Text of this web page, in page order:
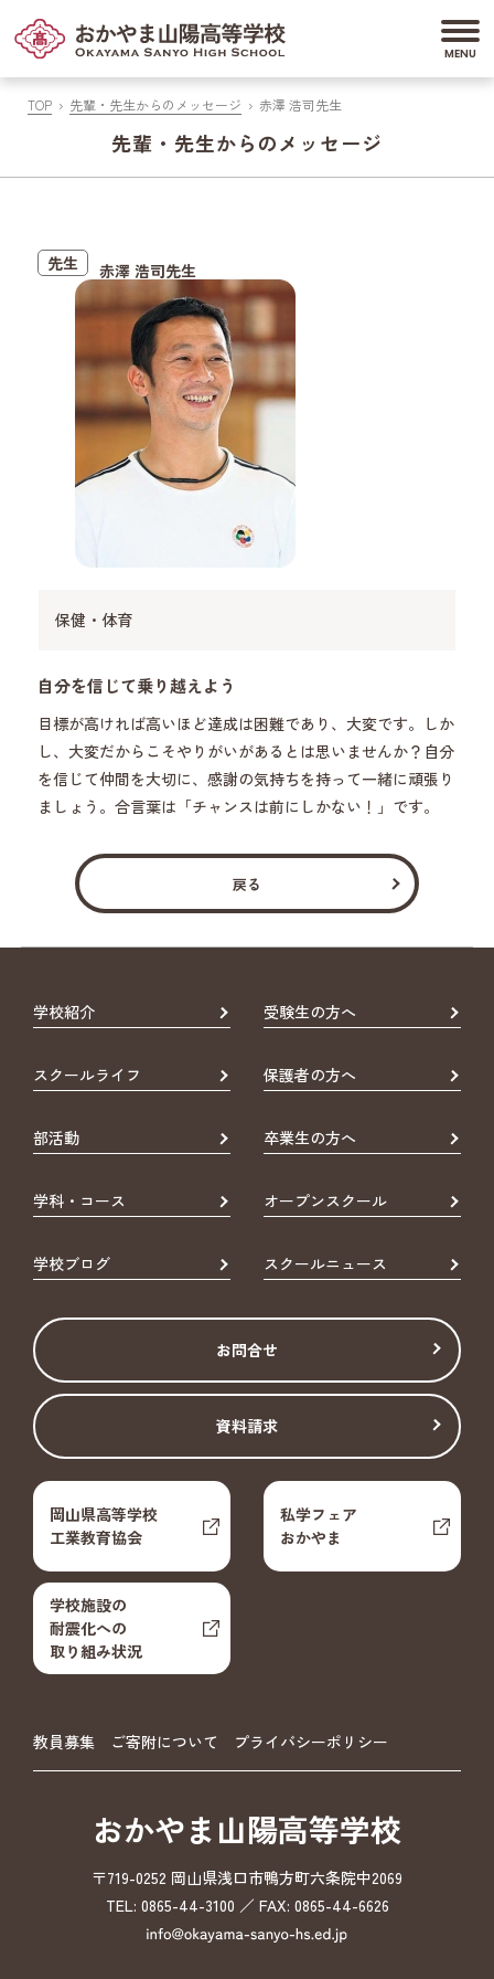
TOP 先輩・先生からのメッセージ 赤澤 浩司先生
先輩・先生からのメッセージ
先生 赤澤 浩司先生
保健・体育
自分を信じて乗り越えよう
目標が高ければ高いほど達成は困難であり、大変です。しか
し、大変だからこそやりがいがあるとは思いませんか？自分
を信じて仲間を大切に、感謝の気持ちを持って一緒に頑張り
ましょう。合言葉は「チャンスは前にしかない！」です。
戻る
学校紹介 受験生の方へ
スクールライフ 保護者の方へ
部活動 卒業生の方へ
学科・コース オープンスクール
学校ブログ スクールニュース
お問合せ
資料請求
岡山県高等学校
工業教育協会
私学フェア
おかやま
学校施設の
耐震化への
取り組み状況
教員募集 ご寄附について プライバシーポリシー
おかやま山陽高等学校
〒719-0252 岡山県浅口市鴨方町六条院中2069
TEL: 0865-44-3100 ／ FAX: 0865-44-6626